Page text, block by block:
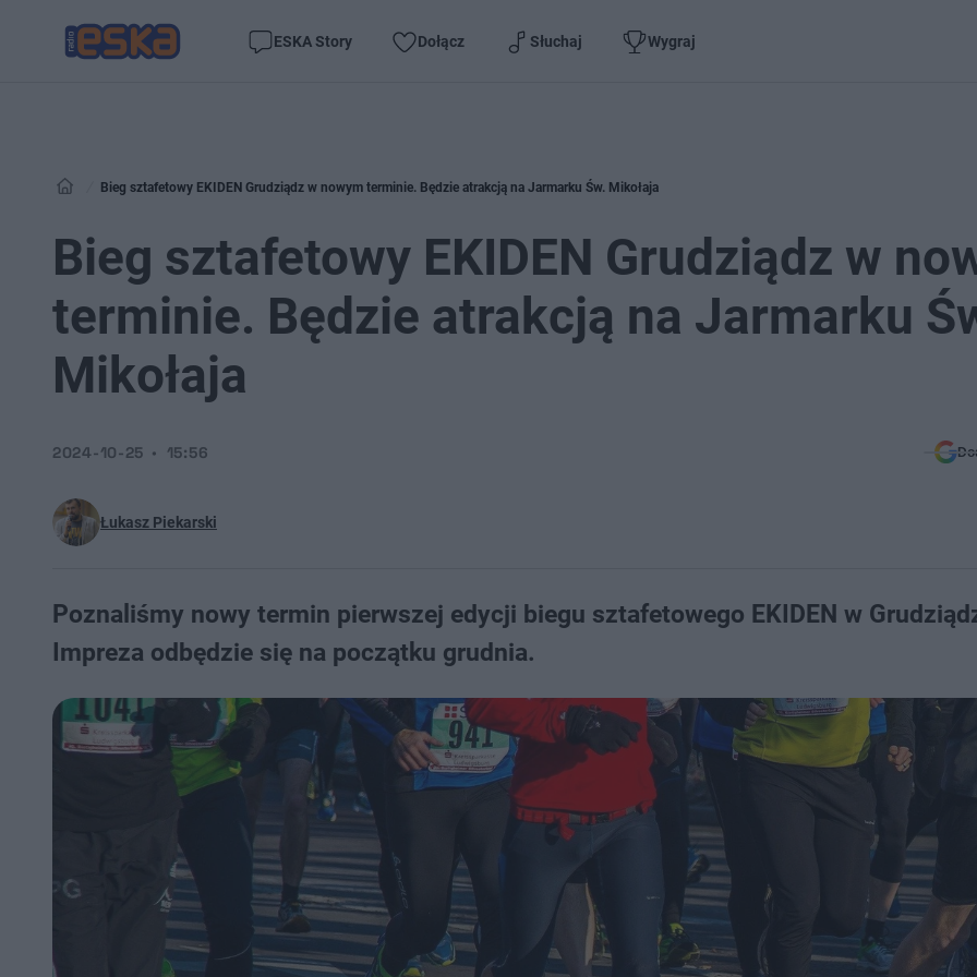
ESKA Story Dołącz Słuchaj Wygraj
Bieg sztafetowy EKIDEN Grudziądz w nowym terminie. Będzie atrakcją na Jarmarku Św. Mikołaja
Bieg sztafetowy EKIDEN Grudziądz w
terminie. Będzie atrakcją na Jarmarku
Mikołaja
Łukasz Piekarski
2024-10-25 15:56
Poznaliśmy nowy termin pierwszej edycji biegu sztafetowego EKIDEN w
Impreza odbędzie się na początku grudnia.